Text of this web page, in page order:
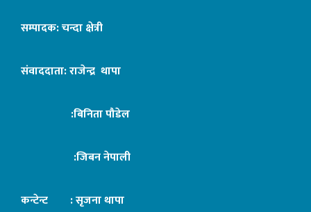
सम्पादक: चन्दा क्षेत्री
संवाददाता: राजेन्द्र थापा
:बिनिता पौडेल
:जिबन नेपाली
कन्टेन्ट : सृजना थापा